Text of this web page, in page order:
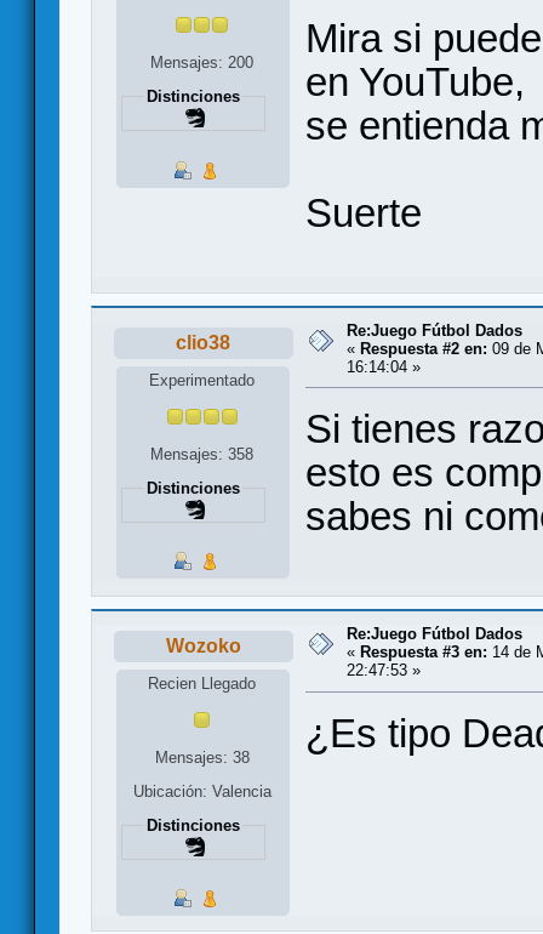
Mensajes: 200
Distinciones
Mira si
en
se entienda
Suerte
clio38
Experimentado
Mensajes: 358
Distinciones
Re:Juego Fútbol Dados
« Respuesta #2 en: 09 de
16:14:04 »
Si tienes
esto es
sabes ni
Wozoko
Recien Llegado
Mensajes: 38
Ubicación: Valencia
Distinciones
Re:Juego Fútbol Dados
« Respuesta #3 en: 14 de
22:47:53 »
¿Es tipo